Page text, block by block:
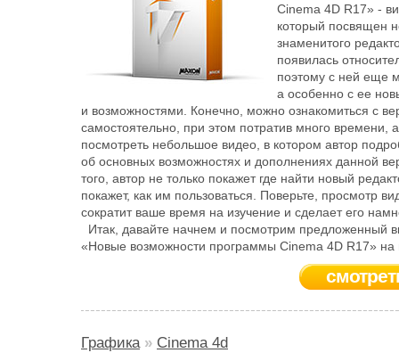
Cinema 4D R17» -
который посвящен
знаменитого
появилась
поэтому с ней еще
а особенно с ее
и возможностями. Конечно, можно ознакомиться с
самостоятельно, при этом потратив много времени,
посмотреть небольшое видео, в котором автор
об основных возможностях и дополнениях данной
того, автор не только покажет где найти новый
покажет, как им пользоваться. Поверьте, просмотр
сократит ваше время на изучение и сделает его
Итак, давайте начнем и посмотрим предложенный
«Новые возможности программы Cinema 4D R17»
Графика» Cinema 4d